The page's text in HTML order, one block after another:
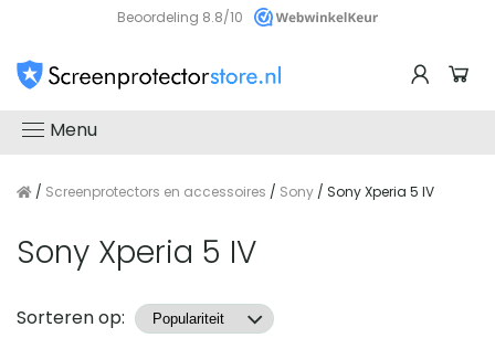
Beoordeling 8.8/10
Menu
/ Screenprotectors en accessoires / Sony / Sony Xperia 5 IV
Sony Xperia 5 IV
Producten
Sorteren op: